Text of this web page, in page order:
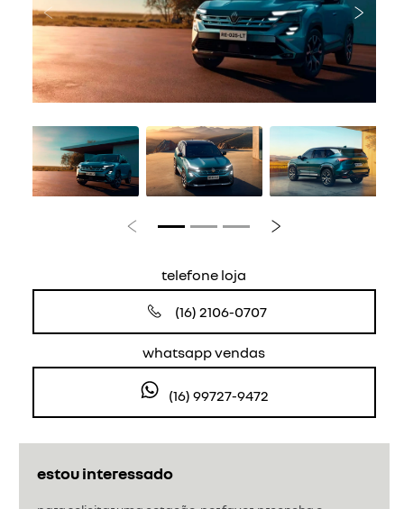
estou interessado
Anterior
Anterior Próximo
telefone loja
(16) 2106-0707
whatsapp vendas
(16) 99727-9472